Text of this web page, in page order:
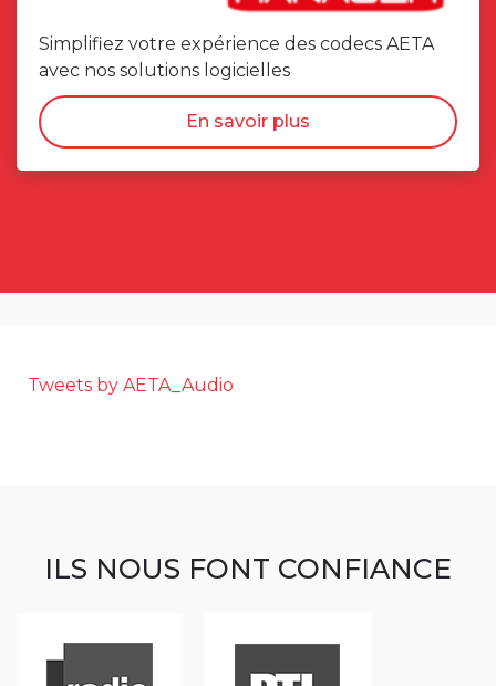
Simplifiez votre expérience des codecs AETA
avec nos solutions logicielles
En savoir plus
Tweets by AETA_Audio
ILS NOUS FONT CONFIANCE